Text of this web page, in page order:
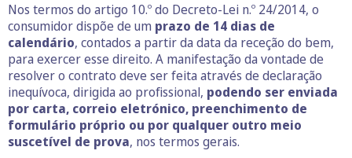
Nos termos do artigo 10.º do Decreto-Lei n.º 24/2014, o
consumidor dispõe de um prazo de 14 dias de
calendário, contados a partir da data da receção do bem,
para exercer esse direito. A manifestação da vontade de
resolver o contrato deve ser feita através de declaração
inequívoca, dirigida ao profissional, podendo ser enviada
por carta, correio eletrónico, preenchimento de
formulário próprio ou por qualquer outro meio
suscetível de prova, nos termos gerais.